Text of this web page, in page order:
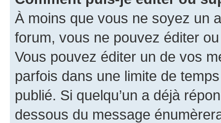
À moins que vous ne soyez un
forum, vous ne pouvez éditer
Vous pouvez éditer un de vos
parfois dans une limite de
publié. Si quelqu’un a déjà
dessous du message